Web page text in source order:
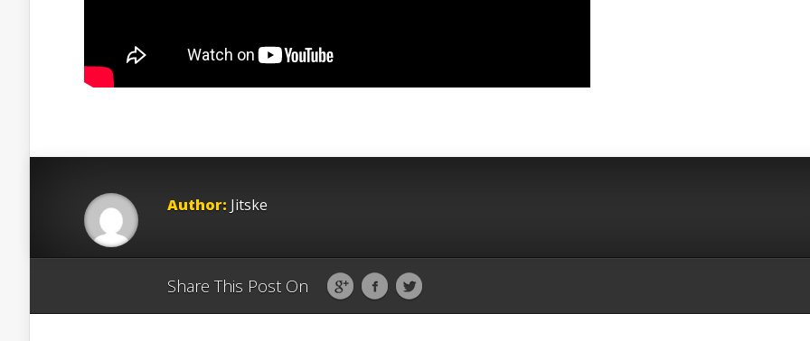
Author: Jitske
Share This Post On